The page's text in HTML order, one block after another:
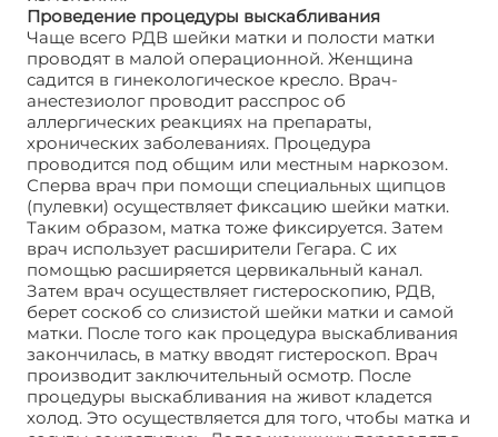
Проведение процедуры выскабливания
Чаще всего РДВ шейки матки и полости матки
проводят в малой операционной. Женщина
садится в гинекологическое кресло. Врач-
анестезиолог проводит расспрос об
аллергических реакциях на препараты,
хронических заболеваниях. Процедура
проводится под общим или местным наркозом.
Сперва врач при помощи специальных щипцов
(пулевки) осуществляет фиксацию шейки матки.
Таким образом, матка тоже фиксируется. Затем
врач использует расширители Гегара. С их
помощью расширяется цервикальный канал.
Затем врач осуществляет гистероскопию, РДВ,
берет соскоб со слизистой шейки матки и самой
матки. После того как процедура выскабливания
закончилась, в матку вводят гистероскоп. Врач
производит заключительный осмотр. После
процедуры выскабливания на живот кладется
холод. Это осуществляется для того, чтобы матка и